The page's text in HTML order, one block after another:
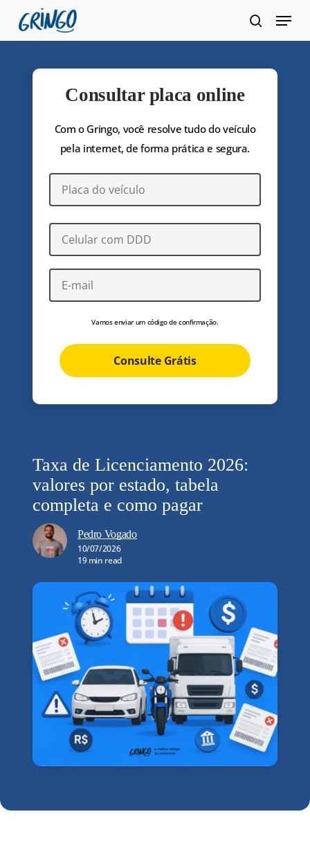
Pular
para
conteúdo
Menu
Consultar placa online
Com o Gringo, você resolve tudo do veículo
pela internet, de forma prática e segura.
Vamos enviar um código de confirmação.
Consulte Grátis
Taxa de Licenciamento 2026:
valores por estado, tabela
completa e como pagar
Pedro Vogado
10/07/2026
19 min read